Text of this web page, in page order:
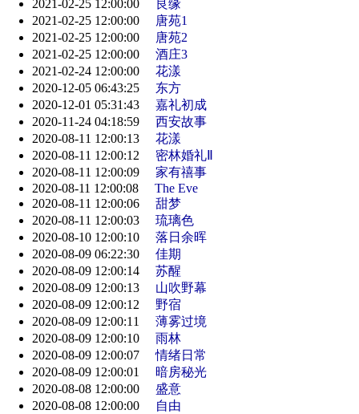
2021-02-25 12:00:00
良缘
2021-02-25 12:00:00
唐苑1
2021-02-25 12:00:00
唐苑2
2021-02-25 12:00:00
酒庄3
2021-02-24 12:00:00
花漾
2020-12-05 06:43:25
东方
2020-12-01 05:31:43
嘉礼初成
2020-11-24 04:18:59
西安故事
2020-08-11 12:00:13
花漾
2020-08-11 12:00:12
密林婚礼Ⅱ
2020-08-11 12:00:09
家有禧事
2020-08-11 12:00:08
The Eve
2020-08-11 12:00:06
甜梦
2020-08-11 12:00:03
琉璃色
2020-08-10 12:00:10
落日余晖
2020-08-09 06:22:30
佳期
2020-08-09 12:00:14
苏醒
2020-08-09 12:00:13
山吹野幕
2020-08-09 12:00:12
野宿
2020-08-09 12:00:11
薄雾过境
2020-08-09 12:00:10
雨林
2020-08-09 12:00:07
情绪日常
2020-08-09 12:00:01
暗房秘光
2020-08-08 12:00:00
盛意
2020-08-08 12:00:00
自由